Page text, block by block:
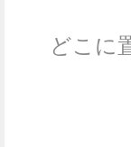
どこに